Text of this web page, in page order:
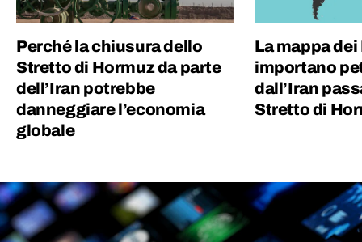
Perché la chiusura dello
Stretto di Hormuz da parte
dell’Iran potrebbe
danneggiare l’economia
globale
La mappa dei
importano
dall’Iran
Stretto di